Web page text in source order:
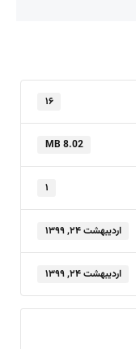
۱۶
8.02 MB
۱
اردیبهشت ۲۴, ۱۳۹۹
اردیبهشت ۲۴, ۱۳۹۹